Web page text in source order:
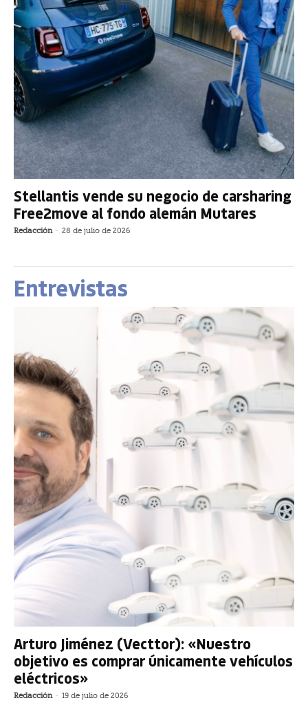
Stellantis vende su negocio de carsharing
Free2move al fondo alemán Mutares
Redacción - 28 de julio de 2026
Entrevistas
Arturo Jiménez (Vecttor): «Nuestro
objetivo es comprar únicamente vehículos
eléctricos»
Redacción - 19 de julio de 2026